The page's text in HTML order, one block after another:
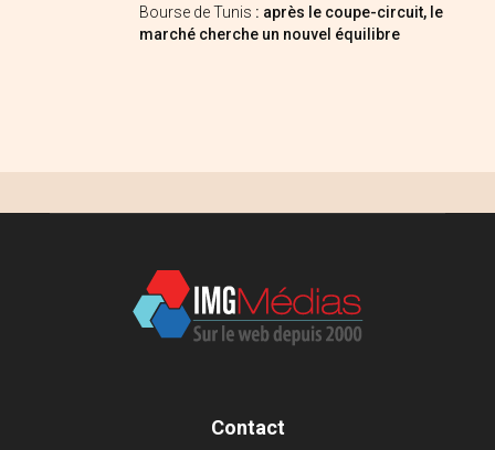
Bourse de Tunis : après le coupe-circuit, le
marché cherche un nouvel équilibre
Contact